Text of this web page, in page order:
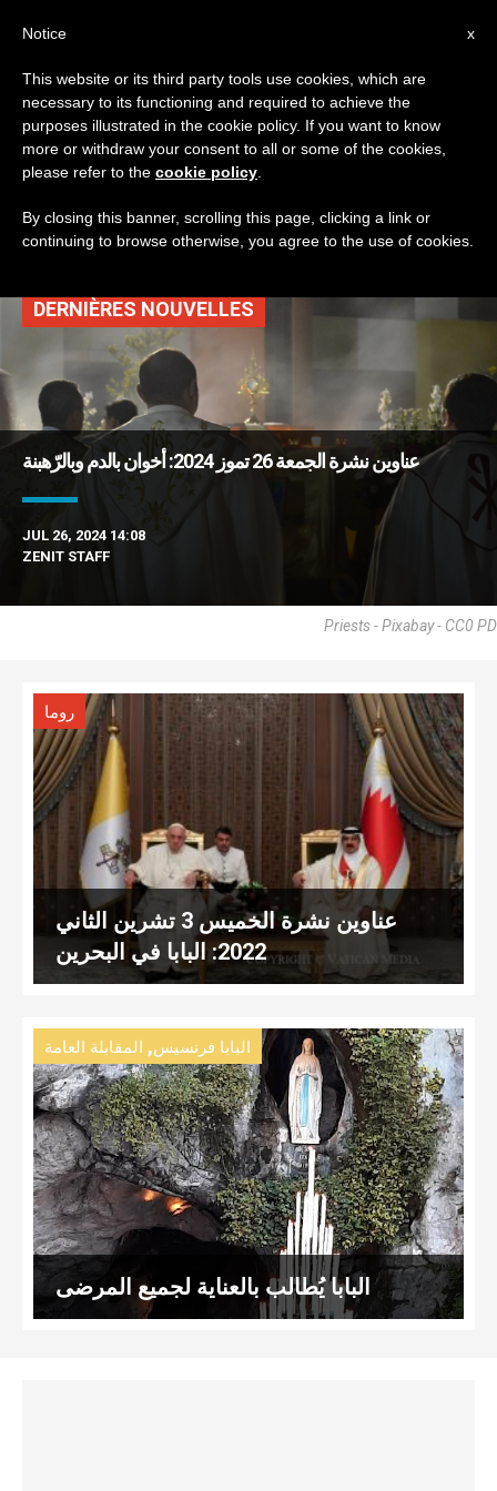
TAG
Posts Tagged ‘مرافقة
روحية’
DERNIÈRES NOUVELLES
عناوين نشرة الجمعة 26 تموز 2024: أخوان بالدم وبالرّهبنة
JUL 26, 2024 14:08
ZENIT STAFF
Priests - Pixabay - CC0 PD
روما
عناوين نشرة الخميس 3 تشرين الثاني
2022: البابا في البحرين
البابا فرنسيس, المقابلة العامة
البابا يُطالب بالعناية لجميع المرضى
x
Notice
This website or its third party tools use cookies, which are
necessary to its functioning and required to achieve the
purposes illustrated in the cookie policy. If you want to know
more or withdraw your consent to all or some of the cookies,
please refer to the cookie policy
By closing this banner, scrolling this page, clicking a link or
continuing to browse otherwise, you agree to the use of cookies.